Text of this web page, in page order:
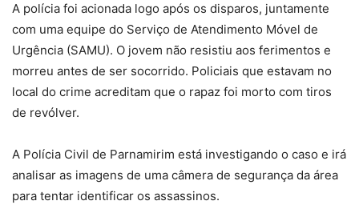
A polícia foi acionada logo após os disparos, juntamente
com uma equipe do Serviço de Atendimento Móvel de
Urgência (SAMU). O jovem não resistiu aos ferimentos e
morreu antes de ser socorrido. Policiais que estavam no
local do crime acreditam que o rapaz foi morto com tiros
de revólver.
A Polícia Civil de Parnamirim está investigando o caso e irá
analisar as imagens de uma câmera de segurança da área
para tentar identificar os assassinos.